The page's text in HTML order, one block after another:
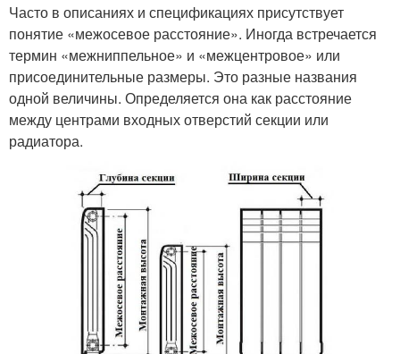
Часто в описаниях и спецификациях присутствует
понятие «межосевое расстояние». Иногда встречается
термин «межниппельное» и «межцентровое» или
присоединительные размеры. Это разные названия
одной величины. Определяется она как расстояние
между центрами входных отверстий секции или
радиатора.